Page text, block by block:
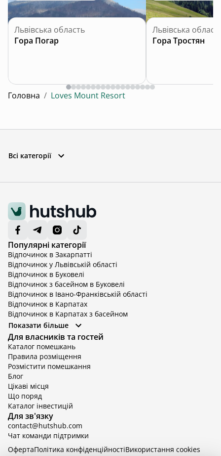
Львівська область
Гора Погар
Львівська
Гора Тростян
Головна / Loves Mount Resort
Всі категорії
Популярні категорії
Відпочинок в Закарпатті
Відпочинок у Львівській області
Відпочинок в Буковелі
Відпочинок з басейном в Буковелі
Відпочинок в Івано-Франківській області
Відпочинок в Карпатах
Відпочинок в Карпатах з басейном
Відпочинок в Київській області
Відпочинок в Київській області з басейном
Відпочинок в Тернопільській області
Відпочинок у Вінницькій області
Відпочинок в Яремче
Відпочинок у Львівській області з басейном
Відпочинок з басейном в Тернопільській області
Показати більше
Для власників та гостей
Каталог помешкань
Правила розміщення
Розмістити помешкання
Блог
Цікаві місця
Що поряд
Каталог інвестицій
Для зв'язку
contact@hutshub.com
Чат команди підтримки
ОфертаПолітика конфіденційностіBикористання cookies